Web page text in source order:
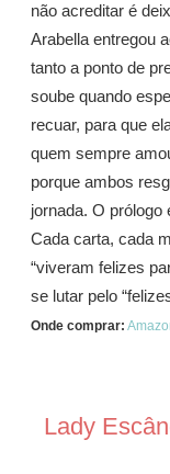
não acreditar é
Arabella entregou
tanto a ponto de
soube quando
recuar, para que
quem sempre
porque ambos
jornada. O prólogo
Cada carta, cada
“viveram felizes
se lutar pelo
Onde comprar:
Lady